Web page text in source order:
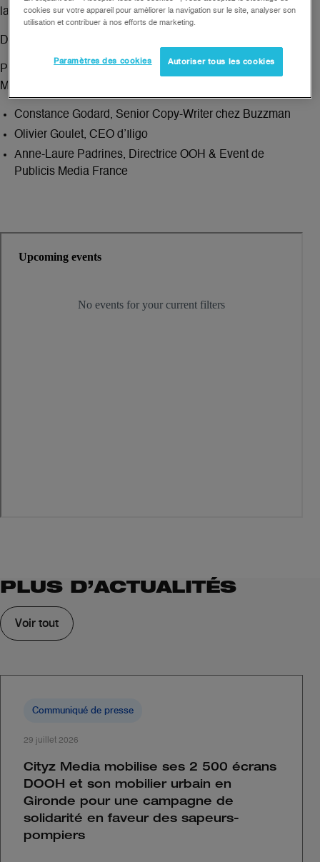
la créativité en DOOH le jeudi 21 novembre à 10H.
DATA/CREA : le débat
Présenté par Guillaume Jaccarini, Directeur Stratégie et
Marketing de Cityz Media et avec la participation de :
Constance Godard, Senior Copy-Writer chez Buzzman
Olivier Goulet, CEO d’Iligo
Anne-Laure Padrines, Directrice OOH & Event de
Publicis Media France
PLUS D’ACTUALITÉS
Voir tout
Communiqué de presse
29 juillet 2026
Cityz Media mobilise ses 2 500 écrans
DOOH et son mobilier urbain en
Gironde pour une campagne de
solidarité en faveur des sapeurs-
pompiers
cookies sur votre appareil pour améliorer la navigation sur le site, analyser son
utilisation et contribuer à nos efforts de marketing.
Paramètres des cookies Autoriser tous les cookies